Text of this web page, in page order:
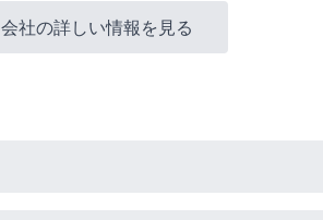
会社の詳しい情報を見る